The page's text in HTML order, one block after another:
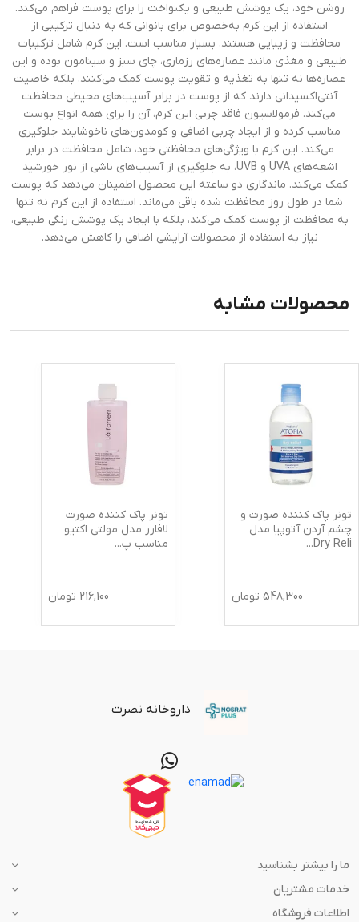
روشن خود، یک پوشش طبیعی و یکنواخت را برای پوست فراهم می‌کند.
استفاده از این کرم به‌خصوص برای بانوانی که به دنبال ترکیبی از
محافظت و زیبایی هستند، بسیار مناسب است. این کرم شامل ترکیبات
طبیعی و مغذی مانند عصاره‌های رزماری، چای سبز و سینامون بوده و این
عصاره‌ها نه تنها به تغذیه و تقویت پوست کمک می‌کنند، بلکه خاصیت
آنتی‌اکسیدانی دارند که از پوست در برابر آسیب‌های محیطی محافظت
می‌کند. فرمولاسیون فاقد چربی این کرم، آن را برای همه انواع پوست
مناسب کرده و از ایجاد چربی اضافی و کومدون‌های ناخوشایند جلوگیری
می‌کند. این کرم با ویژگی‌های محافظتی خود، شامل محافظت در برابر
اشعه‌های UVA و UVB، به جلوگیری از آسیب‌های ناشی از نور خورشید
کمک می‌کند. ماندگاری دو ساعته این محصول اطمینان می‌دهد که پوست
شما در طول روز محافظت شده باقی می‌ماند. استفاده از این کرم نه تنها
به محافظت از پوست کمک می‌کند، بلکه با ایجاد یک پوشش رنگی طبیعی،
نیاز به استفاده از محصولات آرایشی اضافی را کاهش می‌دهد.
محصولات مشابه
تونر پاک کننده صورت و
چشم آردن آتوپیا مدل
Dry Reli
...
548,300 تومان
تونر پاک کننده صورت
لافارر مدل مولتی اکتیو
مناسب پ...
216,100 تومان
داروخانه نصرت
ما را بیشتر بشناسید
خدمات مشتریان
اطلاعات فروشگاه